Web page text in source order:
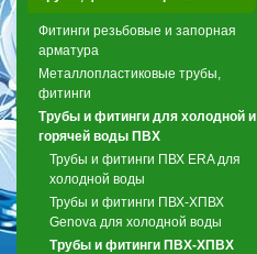
Фитинги резьбовые и запорная
арматура
Металлопластиковые трубы,
фитинги
Трубы и фитинги для холодной и
горячей воды ПВХ
Трубы и фитинги ПВХ ERA для
холодной воды
Трубы и фитинги ПВХ-ХПВХ
Genova для холодной воды
Трубы и фитинги ПВХ-ХПВХ